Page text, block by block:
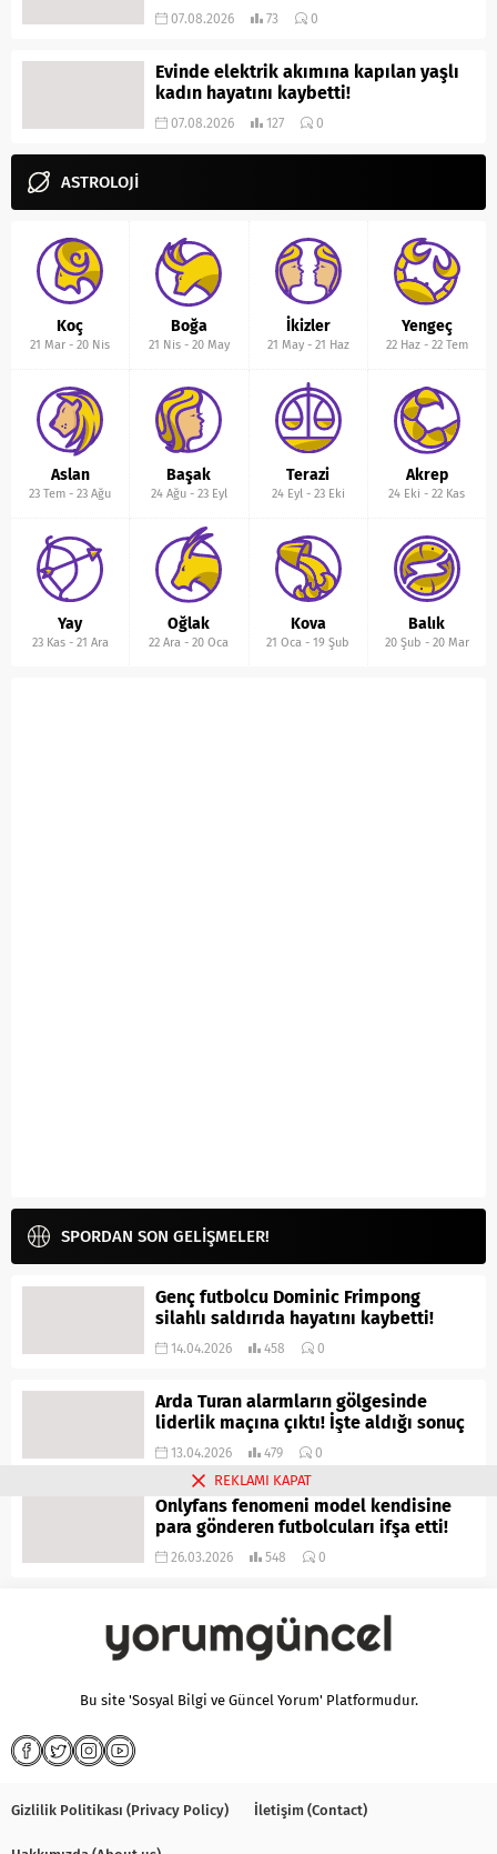
07.08.2026 73 0
Evinde elektrik akımına kapılan yaşlı
kadın hayatını kaybetti!
07.08.2026 127 0
ASTROLOJİ
Koç
21 Mar -20 Nis
Boğa
21 Nis- 20 May
İkizler
21 May- 21 Haz
Yengeç
22 Haz- 22 Tem
Aslan
23 Tem -23 Ağu
Başak
24 Ağu- 23 Eyl
Terazi
24 Eyl - 23 Eki
Akrep
24 Eki -22 Kas
Yay
23 Kas- 21 Ara
Oğlak
22 Ara -20 Oca
Kova
21 Oca -19 Şub
Balık
20 Şub - 20 Mar
SPORDAN SON GELİŞMELER!
Genç futbolcu Dominic Frimpong
silahlı saldırıda hayatını kaybetti!
14.04.2026 458 0
Arda Turan alarmların gölgesinde
liderlik maçına çıktı! İşte aldığı sonuç
13.04.2026 479 0
Onlyfans fenomeni model kendisine
para gönderen futbolcuları ifşa etti!
26.03.2026 548 0
Bu site 'Sosyal Bilgi ve Güncel Yorum' Platformudur.
Gizlilik Politikası (Privacy Policy) İletişim (Contact)
REKLAMI KAPAT